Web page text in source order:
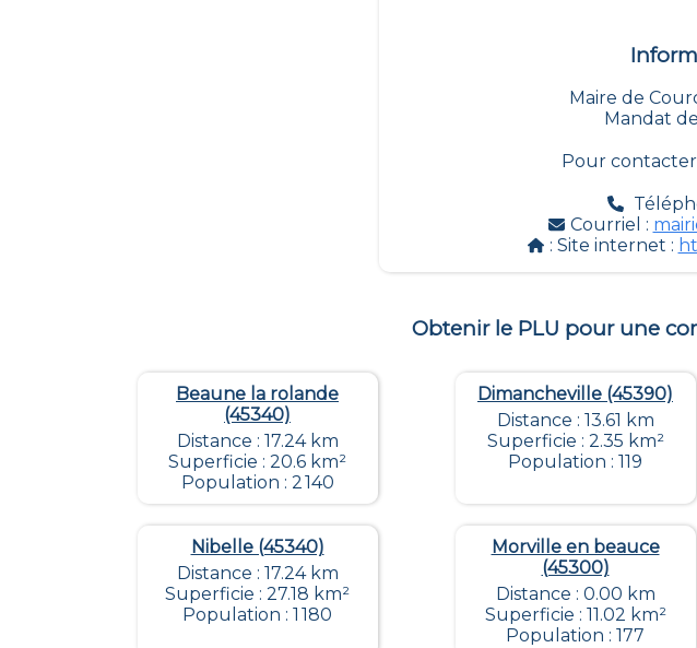
Maire de
Mandat
Pour
Courriel :
: Site internet :
Obtenir le PLU pour une
Beaune la rolande
(45340)
Distance : 17.24 km
Superficie : 20.6 km²
Population : 2 140
Dimancheville (45390)
Distance : 13.61 km
Superficie : 2.35 km²
Population : 119
Nibelle (45340)
Distance : 17.24 km
Superficie : 27.18 km²
Population : 1 180
Morville en beauce
(45300)
Distance : 0.00 km
Superficie : 11.02 km²
Population : 177